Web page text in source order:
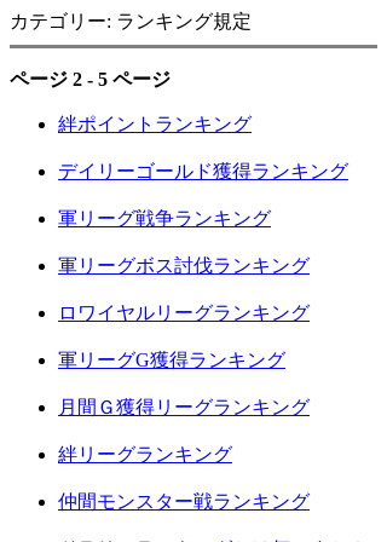
カテゴリー: ランキング規定
ページ 2 - 5 ページ
絆ポイントランキング
デイリーゴールド獲得ランキング
軍リーグ戦争ランキング
軍リーグボス討伐ランキング
ロワイヤルリーグランキング
軍リーグG獲得ランキング
月間Ｇ獲得リーグランキング
絆リーグランキング
仲間モンスター戦ランキング